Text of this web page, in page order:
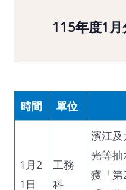
115年度1
時間 單位
1月2
1日
工務
科
濱江
光等
獲「